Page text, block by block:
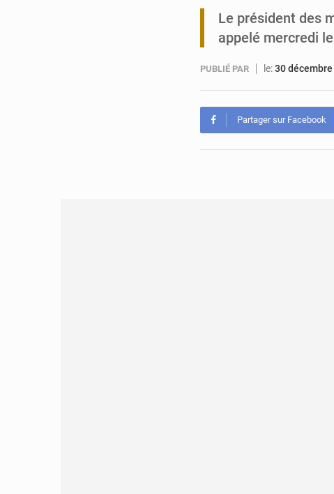
Le président des
appelé mercredi
PUBLIÉ PAR le:30 décembre
Partager sur Facebook